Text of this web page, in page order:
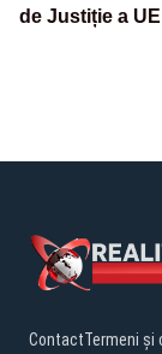
de Justiție a UE
ContactTermeni și